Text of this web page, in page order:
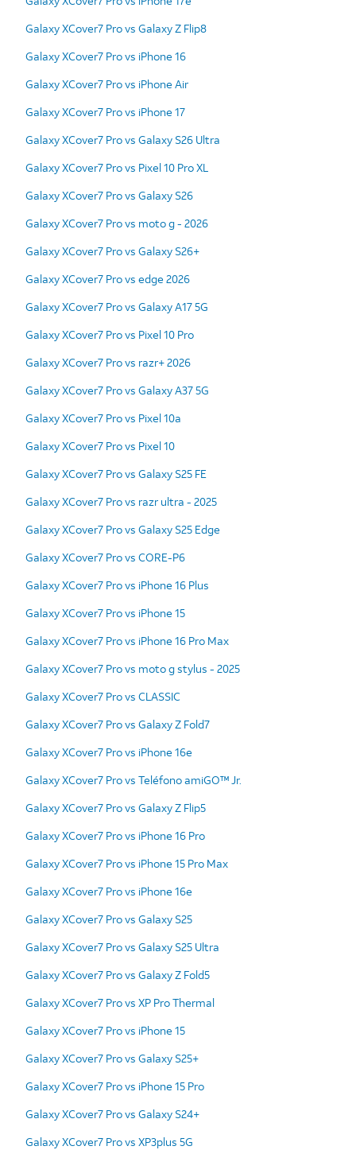
Galaxy XCover7 Pro vs Galaxy Z Flip8
Galaxy XCover7 Pro vs iPhone 16
Galaxy XCover7 Pro vs iPhone Air
Galaxy XCover7 Pro vs iPhone 17
Galaxy XCover7 Pro vs Galaxy S26 Ultra
Galaxy XCover7 Pro vs Pixel 10 Pro XL
Galaxy XCover7 Pro vs Galaxy S26
Galaxy XCover7 Pro vs moto g - 2026
Galaxy XCover7 Pro vs Galaxy S26+
Galaxy XCover7 Pro vs edge 2026
Galaxy XCover7 Pro vs Galaxy A17 5G
Galaxy XCover7 Pro vs Pixel 10 Pro
Galaxy XCover7 Pro vs razr+ 2026
Galaxy XCover7 Pro vs Galaxy A37 5G
Galaxy XCover7 Pro vs Pixel 10a
Galaxy XCover7 Pro vs Pixel 10
Galaxy XCover7 Pro vs Galaxy S25 FE
Galaxy XCover7 Pro vs razr ultra - 2025
Galaxy XCover7 Pro vs Galaxy S25 Edge
Galaxy XCover7 Pro vs CORE-P6
Galaxy XCover7 Pro vs iPhone 16 Plus
Galaxy XCover7 Pro vs iPhone 15
Galaxy XCover7 Pro vs iPhone 16 Pro Max
Galaxy XCover7 Pro vs moto g stylus - 2025
Galaxy XCover7 Pro vs CLASSIC
Galaxy XCover7 Pro vs Galaxy Z Fold7
Galaxy XCover7 Pro vs iPhone 16e
Galaxy XCover7 Pro vs Teléfono amiGO™ Jr.
Galaxy XCover7 Pro vs Galaxy Z Flip5
Galaxy XCover7 Pro vs iPhone 16 Pro
Galaxy XCover7 Pro vs iPhone 15 Pro Max
Galaxy XCover7 Pro vs iPhone 16e
Galaxy XCover7 Pro vs Galaxy S25
Galaxy XCover7 Pro vs Galaxy S25 Ultra
Galaxy XCover7 Pro vs Galaxy Z Fold5
Galaxy XCover7 Pro vs XP Pro Thermal
Galaxy XCover7 Pro vs iPhone 15
Galaxy XCover7 Pro vs Galaxy S25+
Galaxy XCover7 Pro vs iPhone 15 Pro
Galaxy XCover7 Pro vs Galaxy S24+
Galaxy XCover7 Pro vs XP3plus 5G